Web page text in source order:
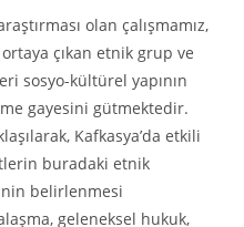
olan çalışmamız,
çıkan etnik grup ve
sosyo-kültürel yapının
gayesini gütmektedir.
Kafkasya’da etkili
buradaki etnik
belirlenmesi
geleneksel hukuk,